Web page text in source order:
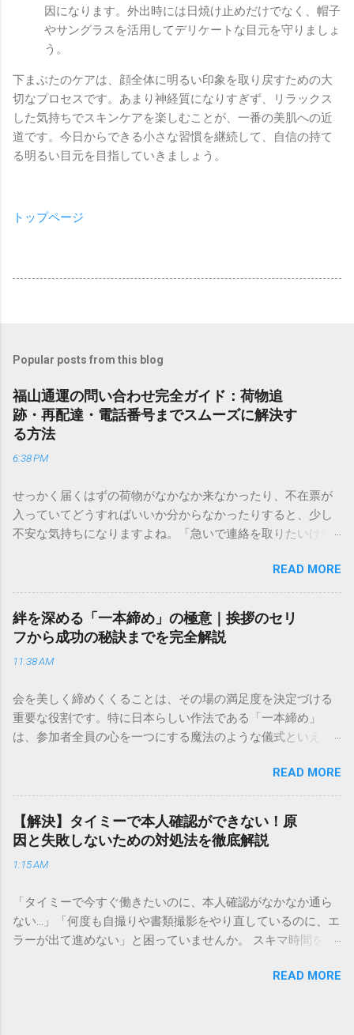
因になります。外出時には日焼け止めだけでなく、帽子
やサングラスを活用してデリケートな目元を守りましょ
う。
下まぶたのケアは、顔全体に明るい印象を取り戻すための大
切なプロセスです。あまり神経質になりすぎず、リラックス
した気持ちでスキンケアを楽しむことが、一番の美肌への近
道です。今日からできる小さな習慣を継続して、自信の持て
る明るい目元を目指していきましょう。
トップページ
Popular posts from this blog
福山通運の問い合わせ完全ガイド：荷物追
跡・再配達・電話番号までスムーズに解決す
る方法
6:38 PM
せっかく届くはずの荷物がなかなか来なかったり、不在票が
入っていてどうすればいいか分からなかったりすると、少し
不安な気持ちになりますよね。「急いで連絡を取りたいけれ
きできる？」といった疑問を抱える方も多いはずです。 福山
通運は企業間物流のイメージが強いかもしれませんが、個人
向けの宅配サービスも非常に充実しています。大切なのは、
目的に合わせた適切な連絡先を選ぶことです。この記事で
は、荷物の追跡確認から営業所への電話連絡、再配達の依頼
手順まで、初めての方でも迷わずに解決できる方法を詳しく
本全国に広範なネットワークを持つ大手運送会社です。特に
重量物や大型の荷物、そして企業間の輸送において圧倒的な
実績を誇ります。 個人で利用する場合、他の宅配業者と少し
いう特徴があります。地域に密着した各拠点が配送をコント
ロールしているため、現場の状況に合わせた柔軟な相談がし
やすいのがメリットです。まずは、今抱えている悩みがどの
サービスで解決できるかを確認していきましょう。 1. 荷物の
るのが最も効率的です。現在の荷物がいったいどこにあるの
か、いつ届く予定なのかは、お手元の番号一つで判明しま
す。 伝票番号（お問い合わせ番号）を準備する : 送り状（伝
票）の控えに記載されている、数字の並びを確認してくださ
い。これが荷物の識別番号になります。 確認できる内容 : 集
READ MORE
絆を深める「一本締め」の極意｜挨拶のセリ
フから成功の秘訣までを完全解説
11:38 AM
会を美しく締めくくることは、その場の満足度を決定づける
重要な役割です。特に日本らしい作法である「一本締め」
は、参加者全員の心を一つにする魔法のような儀式といえる
「手拍子のリズムに自信がない」と不安を感じる方も多いは
ずです。この記事では、ビジネスからカジュアルな集まりま
で、どのような場面でも堂々と立ち振る舞えるための「一本
締め」の作法を、基礎知識から具体的なセリフ例まで丁寧に
解説します。 一本締めとは？その本質と効果 一本締めは、単
に手を叩いて終わらせる作業ではありません。その時間、そ
て刻み込む伝統的な儀礼です。 一本締めがもたらすポジティ
ブな効果 一体感の創出 参加者全員が一斉に同じリズムを刻む
ことで、集団としての連帯感が生まれます。 心地よい終幕
韻を大切にしながら、すっきりと解散することができます。
READ MORE
【解決】タイミーで本人確認ができない！原
因と失敗しないための対処法を徹底解説
1:15 AM
「タイミーで今すぐ働きたいのに、本人確認がなかなか通ら
ない…」「何度も自撮りや書類撮影をやり直しているのに、エ
ラーが出て進めない」と困っていませんか。 スキマ時間を有
賢い働き方に欠かせないツールです。しかし、その最初の壁
READ MORE